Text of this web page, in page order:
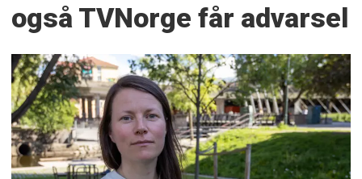
også TVNorge får advarsel